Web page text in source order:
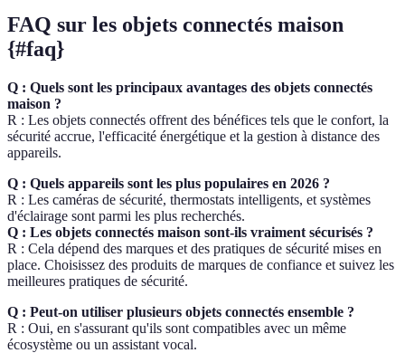
FAQ sur les objets connectés maison
{#faq}
Q : Quels sont les principaux avantages des objets connectés
maison ?
R : Les objets connectés offrent des bénéfices tels que le confort, la
sécurité accrue, l'efficacité énergétique et la gestion à distance des
appareils.
Q : Quels appareils sont les plus populaires en 2026 ?
R : Les caméras de sécurité, thermostats intelligents, et systèmes
d'éclairage sont parmi les plus recherchés.
Q : Les objets connectés maison sont-ils vraiment sécurisés ?
R : Cela dépend des marques et des pratiques de sécurité mises en
place. Choisissez des produits de marques de confiance et suivez les
meilleures pratiques de sécurité.
Q : Peut-on utiliser plusieurs objets connectés ensemble ?
R : Oui, en s'assurant qu'ils sont compatibles avec un même
écosystème ou un assistant vocal.